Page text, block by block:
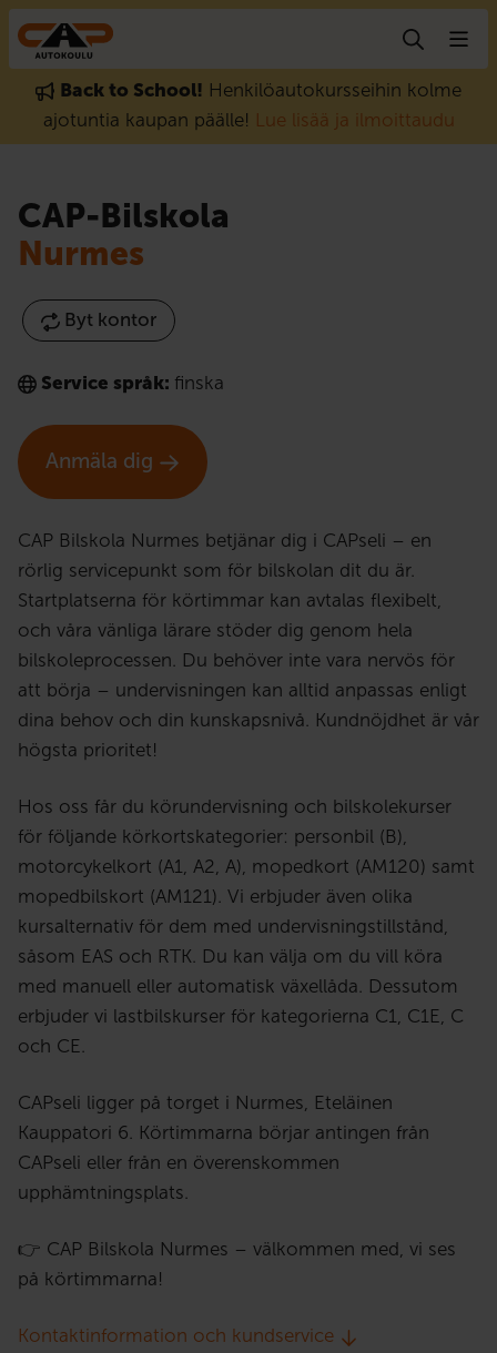
Gå till innehåll
Back to School! Henkilöautokursseihin kolme
ajotuntia kaupan päälle! Lue lisää ja ilmoittaudu
CAP-Bilskola
Nurmes
Byt kontor
Service språk: finska
Anmäla dig
CAP Bilskola Nurmes betjänar dig i CAPseli – en
rörlig servicepunkt som för bilskolan dit du är.
Startplatserna för körtimmar kan avtalas flexibelt,
och våra vänliga lärare stöder dig genom hela
bilskoleprocessen. Du behöver inte vara nervös för
att börja – undervisningen kan alltid anpassas enligt
dina behov och din kunskapsnivå. Kundnöjdhet är vår
högsta prioritet!
Hos oss får du körundervisning och bilskolekurser
för följande körkortskategorier: personbil (B),
motorcykelkort (A1, A2, A), mopedkort (AM120) samt
mopedbilskort (AM121). Vi erbjuder även olika
kursalternativ för dem med undervisningstillstånd,
såsom EAS och RTK. Du kan välja om du vill köra
med manuell eller automatisk växellåda. Dessutom
erbjuder vi lastbilskurser för kategorierna C1, C1E, C
och CE.
CAPseli ligger på torget i Nurmes, Eteläinen
Kauppatori 6. Körtimmarna börjar antingen från
CAPseli eller från en överenskommen
upphämtningsplats.
👉 CAP Bilskola Nurmes – välkommen med, vi ses
på körtimmarna!
Kontaktinformation och kundservice